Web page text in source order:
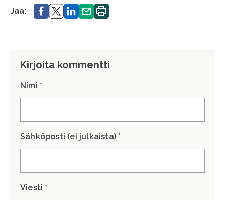
Jaa: Jaa. Jaa.Jaa. Jaa. Tulosta
sivu.
Kirjoita kommentti
Nimi *
Sähköposti (ei julkaista) *
Viesti *